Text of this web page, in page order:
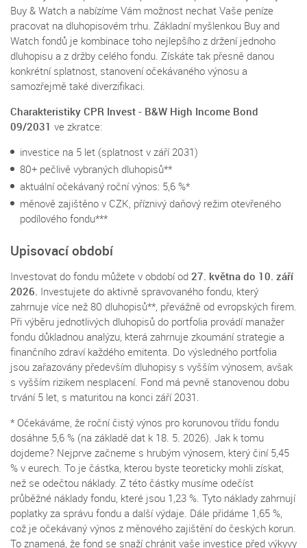
Buy & Watch a nabízíme Vám možnost nechat Vaše peníze
pracovat na dluhopisovém trhu. Základní myšlenkou Buy and
Watch fondů je kombinace toho nejlepšího z držení jednoho
dluhopisu a z držby celého fondu. Získáte tak přesně danou
konkrétní splatnost, stanovení očekávaného výnosu a
samozřejmě také diverzifikaci.
Charakteristiky CPR Invest - B&W High Income Bond
09/2031 ve zkratce:
investice na 5 let (splatnost v září 2031)
80+ pečlivě vybraných dluhopisů**
aktuální očekávaný roční výnos: 5,6 %*
měnově zajištěno v CZK, příznivý daňový režim otevřeného
podílového fondu***
Upisovací období
Investovat do fondu můžete v období od 27. května do 10. září
2026. Investujete do aktivně spravovaného fondu, který
zahrnuje více než 80 dluhopisů**, převážně od evropských firem.
Při výběru jednotlivých dluhopisů do portfolia provádí manažer
fondu důkladnou analýzu, která zahrnuje zkoumání strategie a
finančního zdraví každého emitenta. Do výsledného portfolia
jsou zařazovány především dluhopisy s vyšším výnosem, avšak
s vyšším rizikem nesplacení. Fond má pevně stanovenou dobu
trvání 5 let, s maturitou na konci září 2031.
* Očekáváme, že roční čistý výnos pro korunovou třídu fondu
dosáhne 5,6 % (na základě dat k 18. 5. 2026). Jak k tomu
dojdeme? Nejprve začneme s hrubým výnosem, který činí 5,45
% v eurech. To je částka, kterou byste teoreticky mohli získat,
než se odečtou náklady. Z této částky musíme odečíst
průběžné náklady fondu, které jsou 1,23 %. Tyto náklady zahrnují
poplatky za správu fondu a další výdaje. Dále přidáme 1,65 %,
což je očekávaný výnos z měnového zajištění do českých korun.
To znamená, že fond se snaží chránit vaše investice před výkyvy